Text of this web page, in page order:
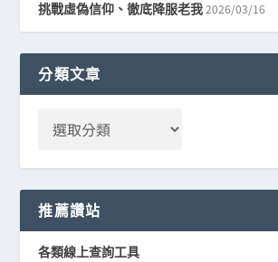
挑戰虛偽信仰、徹底降服老我 2026/03/16
分類文章
推薦讚站
各類線上查詢工具